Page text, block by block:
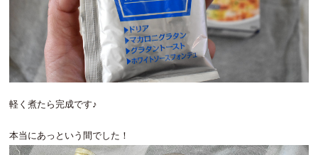
軽く煮たら完成です♪
本当にあっという間でした！